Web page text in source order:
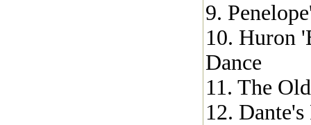
9.
10. Huron
Dance
11. The
12. Dante's